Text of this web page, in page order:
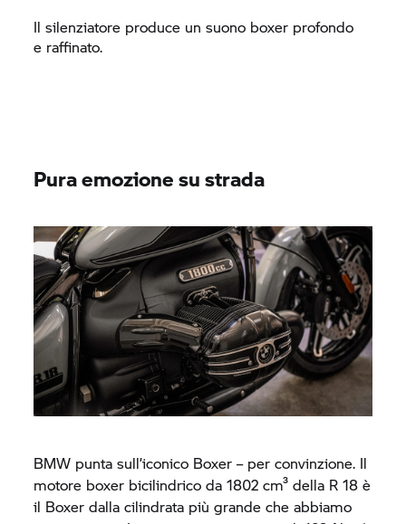
Il silenziatore produce un suono boxer profondo
e raffinato.
Pura emozione su strada
BMW punta sull’iconico Boxer – per convinzione. Il
motore boxer bicilindrico da 1802 cm³ della R 18 è
il Boxer dalla cilindrata più grande che abbiamo